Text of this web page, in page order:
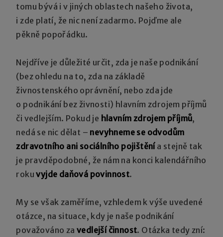
tomu bývá i v jiných oblastech našeho života,
i zde platí, že nic není zadarmo. Pojďme ale
pěkně popořádku.
Nejdříve je důležité určit, zda je naše podnikání
(bez ohledu na to, zda na základě
živnostenského oprávnění, nebo zda jde
o podnikání bez živnosti) hlavním zdrojem příjmů
či vedlejším. Pokud je hlavním zdrojem příjmů,
nedá se nic dělat – nevyhneme se odvodům
zdravotního ani sociálního pojištěnía stejně tak
je pravděpodobné, že nám na konci kalendářního
rokuvyjde daňová povinnost.
My se však zaměříme, vzhledem k výše uvedené
otázce, na situace, kdy je naše podnikání
považováno zavedlejší činnost. Otázka tedy zní: